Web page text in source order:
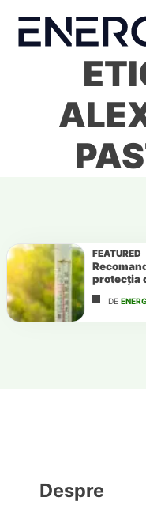
content
FEATURED
protecția
DE
Despre